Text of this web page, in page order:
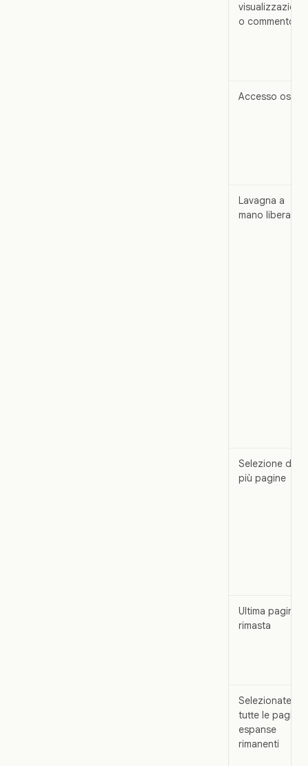
visualizzazione
o commento
Accesso ospiti
Lavagna a
mano libera
Selezione di
più pagine
Ultima pagina
rimasta
Selezionate
tutte le pagine
espanse
rimanenti